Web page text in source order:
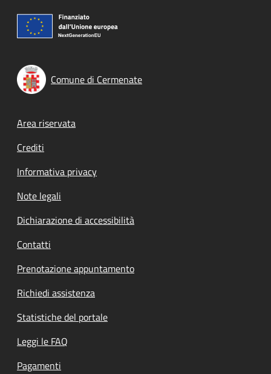
Comune di Cermenate
Footer menu
Area riservata
Crediti
Informativa privacy
Note legali
Dichiarazione di accessibilità
Contatti
Prenotazione appuntamento
Richiedi assistenza
Statistiche del portale
Leggi le FAQ
Pagamenti